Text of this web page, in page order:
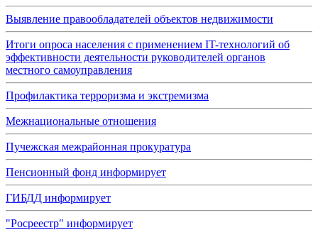
Выявление правообладателей объектов недвижимости
Итоги опроса населения с применением IT-технологий об
эффективности деятельности руководителей органов
местного самоуправления
Профилактика терроризма и экстремизма
Межнациональные отношения
Пучежская межрайонная прокуратура
Пенсионный фонд информирует
ГИБДД информирует
"Росреестр" информирует